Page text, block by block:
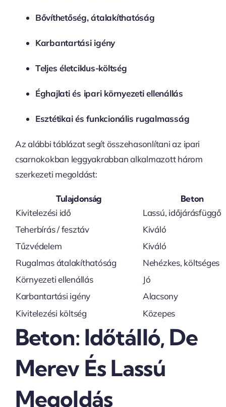
Bővíthetőség, átalakíthatóság
Karbantartási igény
Teljes életciklus-költség
Éghajlati és ipari környezeti ellenállás
Esztétikai és funkcionális rugalmasság
Az alábbi táblázat segít összehasonlítani az ipari
csarnokokban leggyakrabban alkalmazott három
szerkezeti megoldást:
Tulajdonság
Beton
Kivitelezési idő
Lassú, időjárásfüggő
Teherbírás / fesztáv
Kiváló
Tűzvédelem
Kiváló
Rugalmas átalakíthatóság
Nehézkes, költséges
Környezeti ellenállás
Jó
Karbantartási igény
Alacsony
Kivitelezési költség
Közepes
Beton: Időtálló, De
Merev És Lassú
Megoldás